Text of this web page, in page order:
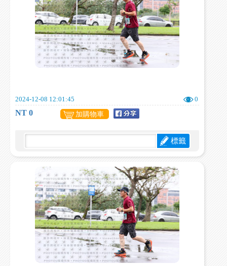
2024-12-08 12:01:45 0
NT 0 加購物車
標籤